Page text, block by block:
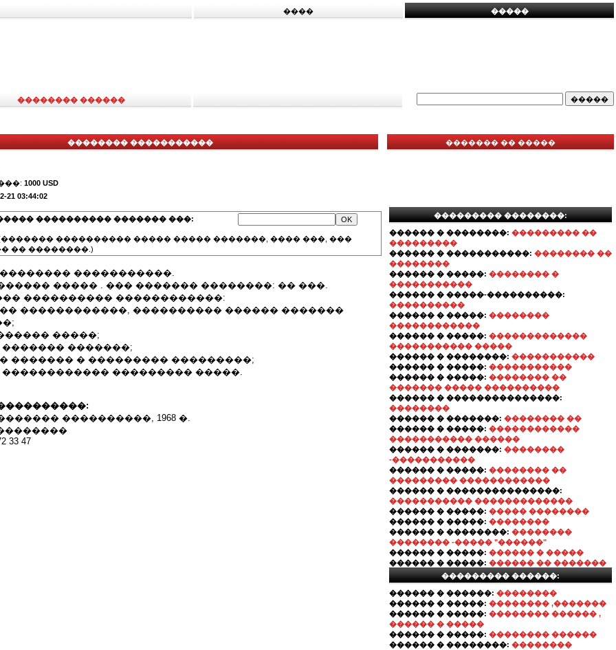
���� �����
�������� ������
�������� �����������
1000 USD
21 03:44:02
���������� ������� ���:
���������� ����� ����� �������, ���� ���, ���
�� ��������.)
�����������.
����� . ��� ������� ��������: �� ���.
���������� ������������:
������������, ���������� ������ �������
�����;
�������;
������� � ��������� ���������;
������������ ��������� �����.
����������, 1968 �.
33 47
������� �� �����
��������� ��������:
������ � ��������: ��������� ��
���������
������ � �����������: �������� ��
��������
������ � �����: �������� �
�����������
������ � �����-����������:
����������
������ � �����: ��������
������������
������ � �����: �������������
����������� �����
������ � ��������: �����������
������ � �����: �����������
������ � �����: �������� ��
������� ����� ����������
������ � ���������������:
��������
������ � �������: �������� ��
������ � �����: ������������
����������� ������
������ � �������: ��������
-�����������
������ � �����: �������� ��
��������� ������������
������ � ���������������:
����������� �������������
������ � �����: ����� ��������
������ � �����: ��������
������ � ��������: ��������
�������� -����� "������"
������ � �����: ������ � �����
������ � �����: ������ �� �������
��������� ������:
������ � ������: ��������
������ � �����: �������� ,�������
������ � �����: �������� ������ ,
������ � �����
������ � �����: �������� ������
������ � ��������: ��������